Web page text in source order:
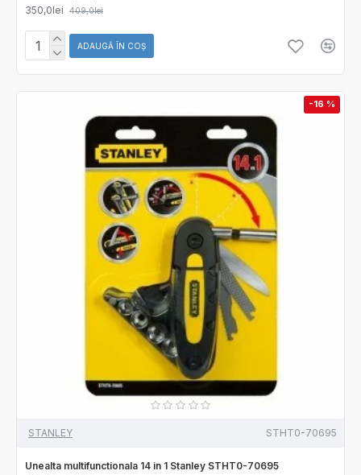
350,0lei
409,0lei
ADAUGĂ ÎN COŞ
-16 %
STANLEY STHT0-70695
Unealta multifunctionala 14 in 1 Stanley STHT0-70695